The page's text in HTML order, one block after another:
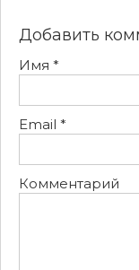
Добавить
Имя *
Email *
Комментарий